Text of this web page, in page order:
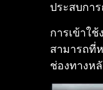
ประสบกา
การเข้าใช้
สามารถที่
ช่องทางห